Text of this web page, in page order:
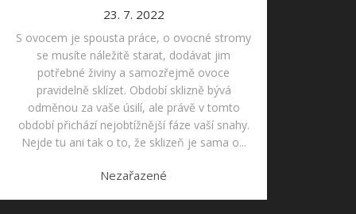
23. 7. 2022
S ovocem je spousta práce, o ovocné stromy
se musíte náležitě starat, dodávat jim
potřebné živiny a samozřejmě ovoce
pravidelně sklízet. Období sklizně bývá
odměnou za vaše úsilí, ale právě v tomto
období přichází nejobtížnější fáze vaší snahy.
Nejde tu ani tak o to, že sklizeň je sama o...
Nezařazené